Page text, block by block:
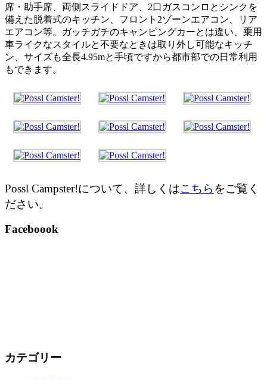
席・助手席、両側スライドドア、2口ガスコンロとシンクを
備えた脱着式のキッチン、フロント2ゾーンエアコン、リア
エアコン等。ガッチガチのキャンピングカーとは違い、乗用
車ライクなスタイルと不要なときは取り外し可能なキッチ
ン、サイズも全長4.95mと手頃ですから都市部での日常利用
もできます。
Possl Campster!について、詳しくはこちら をご覧く
ださい。
Faceboook
カテゴリー